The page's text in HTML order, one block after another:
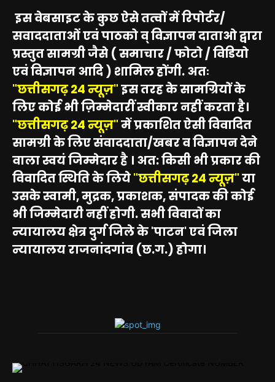
इस वेबसाइट के कुछ ऐसे तत्वों में रिपोर्टर/
सवाददाताओं एवं पाठको व् विज्ञापन दाताओ द्वारा
प्रस्तुत सामग्री जैसे ( समाचार / फोटो / विडियो
एवं विज्ञापन आदि ) शामिल होंगी. अतः
"छत्तीसगढ़ 24 न्यूज़"इस तरह के सामग्रियों के
लिए कोई भी ज़िम्मेदारीं स्वीकार नहीं करता है।
"छत्तीसगढ़ 24 न्यूज़"में प्रकाशित ऐसी विवादित
सामग्री के लिए संवाददाता/खबर व विज्ञापन देने
वाला स्वयं जिम्मेदार है । अत: किसी भी प्रकार की
विवादित स्थिति के लिये"छत्तीसगढ़ 24 न्यूज़"या
उसके स्वामी, मुद्रक, प्रकाशक, संपादक की कोई
भी जिम्मेदारी नहीं होगी. सभी विवादों का
न्यायालय क्षेत्र दुर्ग जिले के 'पाटन' एवं जिला
न्यायालय राजनांदगांव (छ.ग.) होगा।